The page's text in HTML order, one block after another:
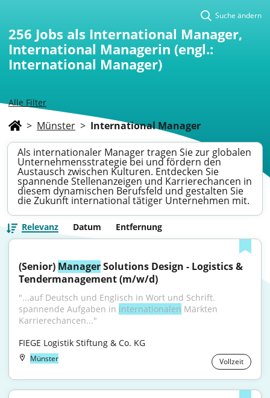
Alle Filter
Suche ändern
256 Jobs als International Manager,
International Managerin (engl.:
International Manager)
> Münster > International Manager
Als internationaler Manager tragen Sie zur globalen
Unternehmensstrategie bei und fördern den
Austausch zwischen Kulturen. Entdecken Sie
spannende Stellenanzeigen und Karrierechancen in
diesem dynamischen Berufsfeld und gestalten Sie
die Zukunft international tätiger Unternehmen mit.
Relevanz Datum Entfernung
(Senior) Manager Solutions Design - Logistics &
Tendermanagement (m/w/d)
"...auf Deutsch und Englisch in Wort und Schrift.
spannende Aufgaben in internationalen Märkten
Karrierechancen..."
FIEGE Logistik Stiftung & Co. KG
Münster Vollzeit